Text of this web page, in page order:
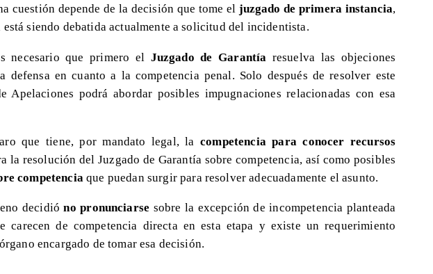
cuestión depende de la decisión que tome el juzgado de primera instancia,
está siendo debatida actualmente a solicitud del incidentista.
necesario que primero el Juzgado de Garantía resuelva las objeciones
defensa en cuanto a la competencia penal. Solo después de resolver este
Apelaciones podrá abordar posibles impugnaciones relacionadas con esa
que tiene, por mandato legal, lacompetencia para conocer recursos
la resolución del Juzgado de Garantía sobre competencia, así como posibles
competencia que puedan surgir para resolver adecuadamente el asunto.
decidióno pronunciarse sobre la excepción de incompetencia planteada
carecen de competencia directa en esta etapa y existe un requerimiento
encargado de tomar esa decisión.